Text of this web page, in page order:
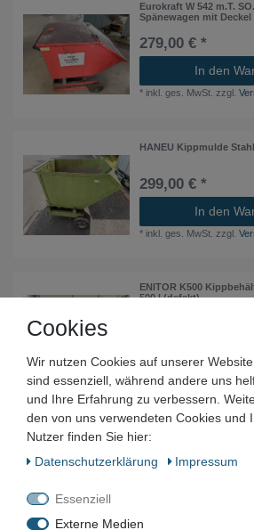
Eurokraft W 542 m.T.
Spänewagen mit Deckel
279,00 € *
In den
* inkl. ges. MwSt. zzgl.
HANEU Kippmulde
299,00 € *
In den
* inkl. ges. MwSt. zzgl.
ENITOR K500
500 l (defekt)
500 l
199,00 € *
Cookies
Wir nutzen Cookies auf unserer
sind essenziell, während andere uns
und Ihre Erfahrung zu verbessern.
den von uns verwendeten Cookies und
Nutzer finden Sie hier:
Daten­schutz­erklärung
Impressum
Essenziell
Externe Medien